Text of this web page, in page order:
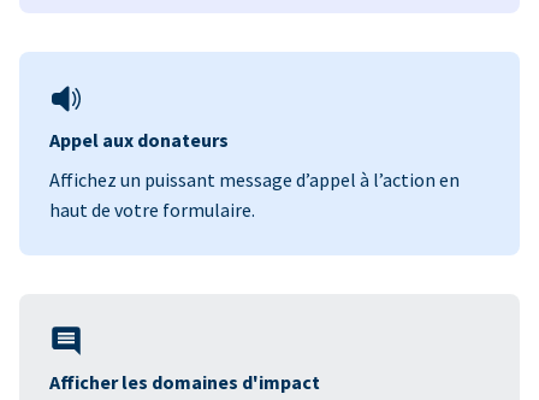
Appel aux donateurs
Affichez un puissant message d’appel à l’action en
haut de votre formulaire.
Afficher les domaines d'impact